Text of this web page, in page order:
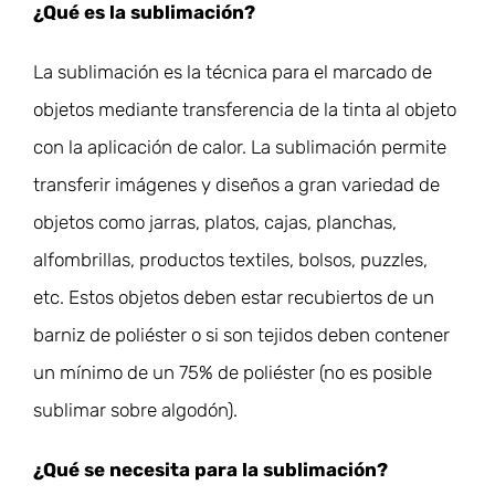
¿Qué es la sublimación?
La sublimación es la técnica para el marcado de
objetos mediante transferencia de la tinta al objeto
con la aplicación de calor. La sublimación permite
transferir imágenes y diseños a gran variedad de
objetos como jarras, platos, cajas, planchas,
alfombrillas, productos textiles, bolsos, puzzles,
etc. Estos objetos deben estar recubiertos de un
barniz de poliéster o si son tejidos deben contener
un mínimo de un 75% de poliéster (no es posible
sublimar sobre algodón).
¿Qué se necesita para la sublimación?